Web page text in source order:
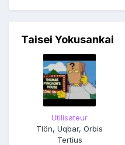
Taisei Yokusankai
Utilisateur
Tlön, Uqbar, Orbis
Tertius